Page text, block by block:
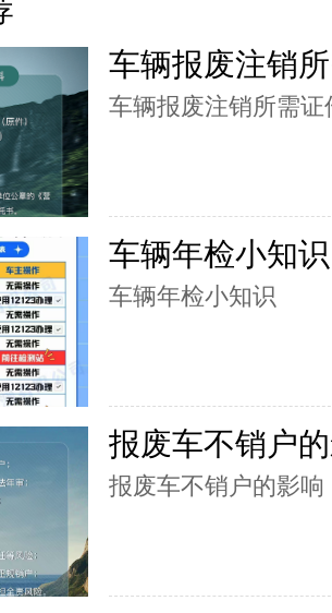
车辆报废注销
车辆报废注销所需证
车辆年检小知识
车辆年检小知识
报废车不销户
报废车不销户的影响